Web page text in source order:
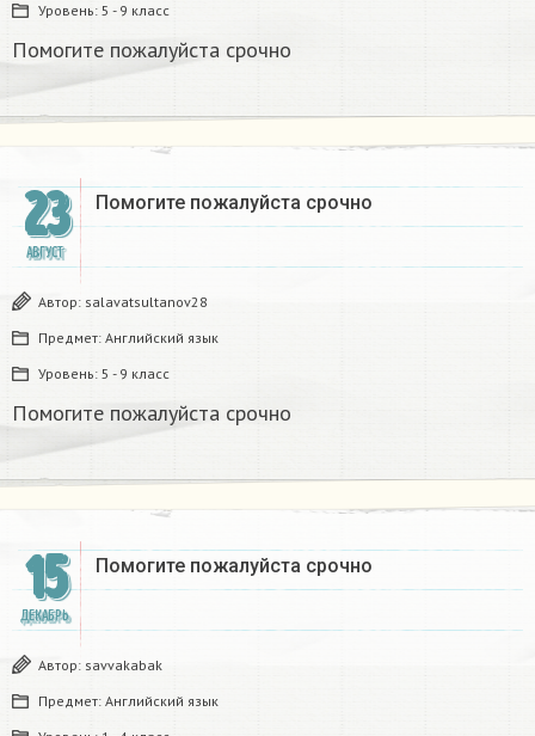
Уровень: 5 - 9 класс
Помогите пожалуйста срочно
23
АВГУСТ
Помогите пожалуйста срочно
Автор: salavatsultanov28
Предмет: Английский язык
Уровень: 5 - 9 класс
Помогите пожалуйста срочно
15
ДЕКАБРЬ
Помогите пожалуйста срочно
Автор: savvakabak
Предмет: Английский язык